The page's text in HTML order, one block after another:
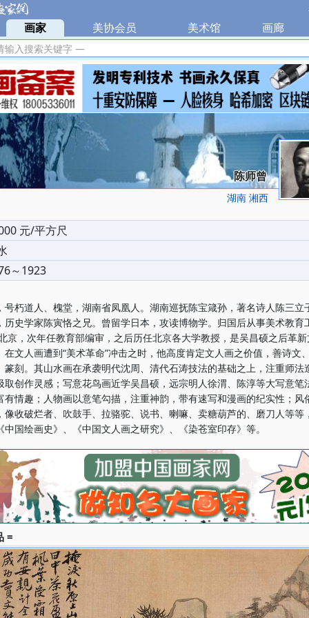
| 画家 美协会员 美术馆 画廊
入搜索关键字 —
陈师曾
湖南 湘西
元/平方尺
～1923
号朽道人、槐堂，湖南省凤凰人。湖南巡抚陈宝箴孙，著名诗人陈三立
历史学家陈寅恪之兄。曾留学日本，攻读博物学。归国后从事美术教育
京，次年任教育部编审，之后历任北京各大学教授，是吴昌硕之后革
在文人画遭到“美术革命”冲击之时，他高度肯定文人画之价值，善诗文
篆刻。其山水画在承袭明代沈周、清代石涛技法的基础之上，注重师法
取创作灵感；写意花鸟画近学吴昌硕，远宗明人徐渭、陈淳等大写意笔
有情趣；人物画以意笔勾描，注重神韵，带有速写和漫画的纪实性；风
像收破烂者、吹鼓手、拉骆驼、说书、喇嘛、卖糖葫芦的、磨刀人等等
中国绘画史》、《中国文人画之研究》、《染苍室印存》等。
=